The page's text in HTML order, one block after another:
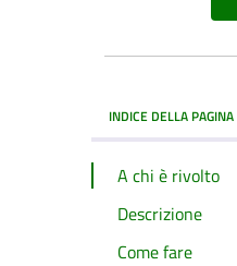
INDICE DELLA PAGINA
A chi è rivolto
Descrizione
Come fare